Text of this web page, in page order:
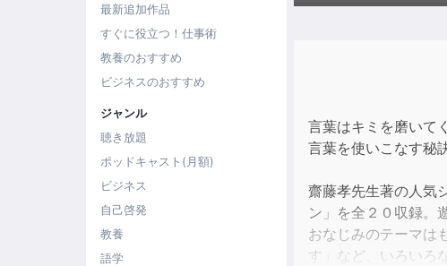
最新追加作品
すぐに役立つ！仕事術
教養のおすすめ
ビジネスのおすすめ
ジャンル
聴き放題
ポッドキャスト(月額)
ビジネス
自己啓発
教養
語学
言葉はキミを磨いて
言葉を使いこなす秘
齋藤孝先生著の人気
ン」を全２０収録。
おなじみのテーマは
す」など、いろいろ